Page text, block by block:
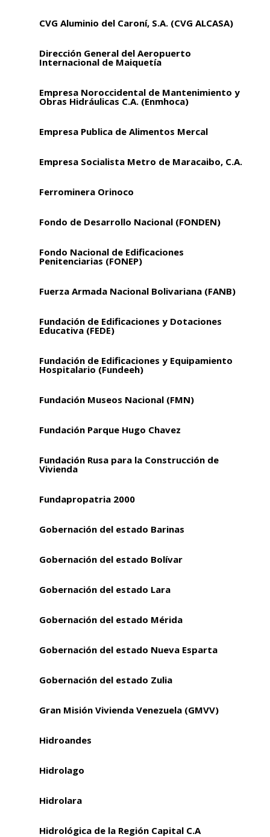
CVG Aluminio del Caroní, S.A. (CVG ALCASA)
Dirección General del Aeropuerto
Internacional de Maiquetía
Empresa Noroccidental de Mantenimiento y
Obras Hidráulicas C.A. (Enmhoca)
Empresa Publica de Alimentos Mercal
Empresa Socialista Metro de Maracaibo, C.A.
Ferrominera Orinoco
Fondo de Desarrollo Nacional (FONDEN)
Fondo Nacional de Edificaciones
Penitenciarias (FONEP)
Fuerza Armada Nacional Bolivariana (FANB)
Fundación de Edificaciones y Dotaciones
Educativa (FEDE)
Fundación de Edificaciones y Equipamiento
Hospitalario (Fundeeh)
Fundación Museos Nacional (FMN)
Fundación Parque Hugo Chavez
Fundación Rusa para la Construcción de
Vivienda
Fundapropatria 2000
Gobernación del estado Barinas
Gobernación del estado Bolívar
Gobernación del estado Lara
Gobernación del estado Mérida
Gobernación del estado Nueva Esparta
Gobernación del estado Zulia
Gran Misión Vivienda Venezuela (GMVV)
Hidroandes
Hidrolago
Hidrolara
Hidrológica de la Región Capital C.A